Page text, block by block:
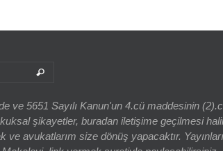
Ara
5651 Sayılı Kanun'un 4.cü maddesinin
şikayetler, buradan iletişime geçilmesi
avukatlarım size dönüş yapacaktır.